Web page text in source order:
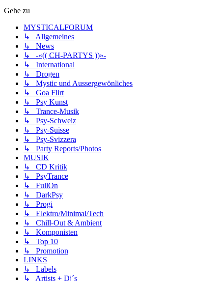
Gehe zu
MYSTICALFORUM
↳ Allgemeines
↳ News
↳ -«(( CH-PARTYS ))»-
↳ International
↳ Drogen
↳ Mystic und Aussergewönliches
↳ Goa Flirt
↳ Psy Kunst
↳ Trance-Musik
↳ Psy-Schweiz
↳ Psy-Suisse
↳ Psy-Svizzera
↳ Party Reports/Photos
MUSIK
↳ CD Kritik
↳ PsyTrance
↳ FullOn
↳ DarkPsy
↳ Progi
↳ Elektro/Minimal/Tech
↳ Chill-Out & Ambient
↳ Komponisten
↳ Top 10
↳ Promotion
LINKS
↳ Labels
↳ Artists + Dj´s